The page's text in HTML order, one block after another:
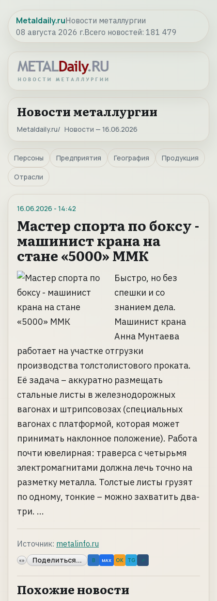
Metaldaily.ruНовости металлургии
08 августа 2026 г.Всего новостей: 181 479
Новости металлургии
Metaldaily.ru Новости — 16.06.2026
Персоны Предприятия География Продукция
Отрасли
16.06.2026 - 14:42
Мастер спорта по боксу -
машинист крана на
стане «5000» ММК
Быстро, но без
спешки и со
знанием дела.
Машинист крана
Анна Мунтаева
работает на участке отгрузки
производства толстолистового проката.
Её задача – аккуратно размещать
стальные листы в железнодорожных
вагонах и штрипсовозах (специальных
вагонах с платформой, которая может
принимать наклонное положение). Работа
почти ювелирная: траверса с четырьмя
электромагнитами должна лечь точно на
разметку металла. Толстые листы грузят
по одному, тонкие – можно захватить два-
три. ...
Источник: metalinfo.ru
«» Поделиться... B MAX OK TG ↗
Похожие новости